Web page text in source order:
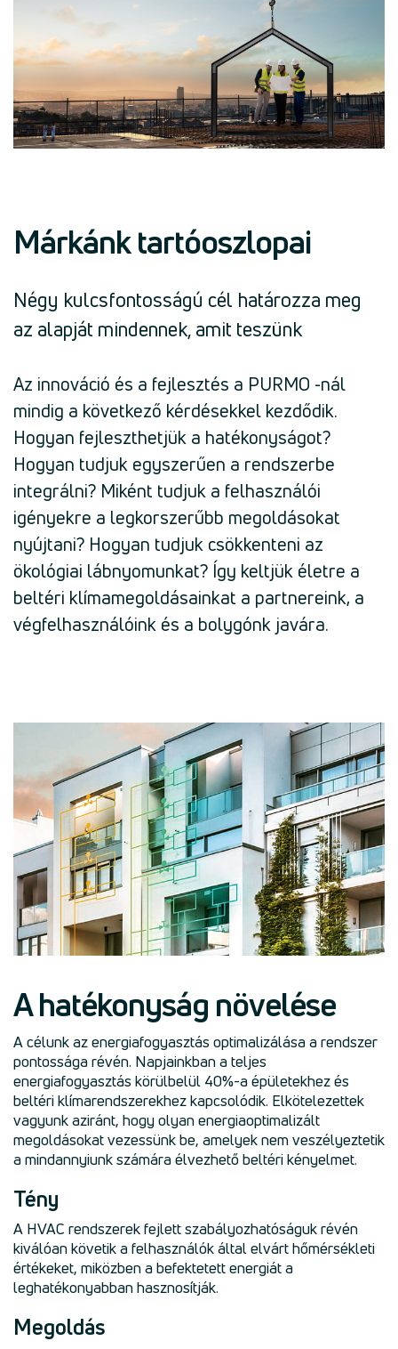
Márkánk tartóoszlopai
Négy kulcsfontosságú cél határozza meg
az alapját mindennek, amit teszünk
Az innováció és a fejlesztés a PURMO -nál
mindig a következő kérdésekkel kezdődik.
Hogyan fejleszthetjük a hatékonyságot?
Hogyan tudjuk egyszerűen a rendszerbe
integrálni? Miként tudjuk a felhasználói
igényekre a legkorszerűbb megoldásokat
nyújtani? Hogyan tudjuk csökkenteni az
ökológiai lábnyomunkat? Így keltjük életre a
beltéri klímamegoldásainkat a partnereink, a
végfelhasználóink és a bolygónk javára.
A hatékonyság növelése
A célunk az energiafogyasztás optimalizálása a rendszer
pontossága révén. Napjainkban a teljes
energiafogyasztás körülbelül 40%-a épületekhez és
beltéri klímarendszerekhez kapcsolódik. Elkötelezettek
vagyunk aziránt, hogy olyan energiaoptimalizált
megoldásokat vezessünk be, amelyek nem veszélyeztetik
a mindannyiunk számára élvezhető beltéri kényelmet.
Tény
A HVAC rendszerek fejlett szabályozhatóságuk révén
kiválóan követik a felhasználók által elvárt hőmérsékleti
értékeket, miközben a befektetett energiát a
leghatékonyabban hasznosítják.
Megoldás